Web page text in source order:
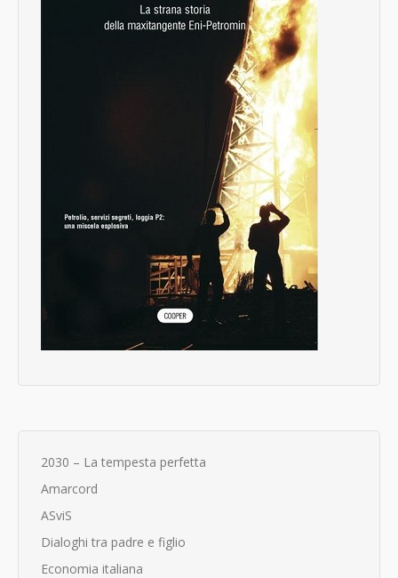
2030 – La tempesta perfetta
Amarcord
ASviS
Dialoghi tra padre e figlio
Economia italiana